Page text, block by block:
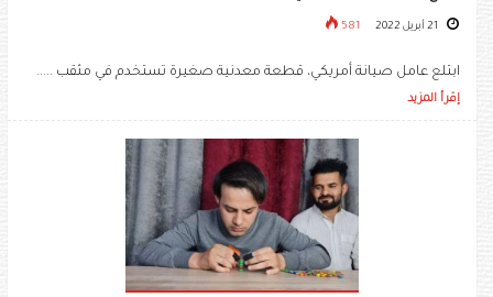
581
ابتلع عامل صيانة أمريكي، قطعة معدنية صغيرة تستخدم في مثقب .....
إقرأ المزيد